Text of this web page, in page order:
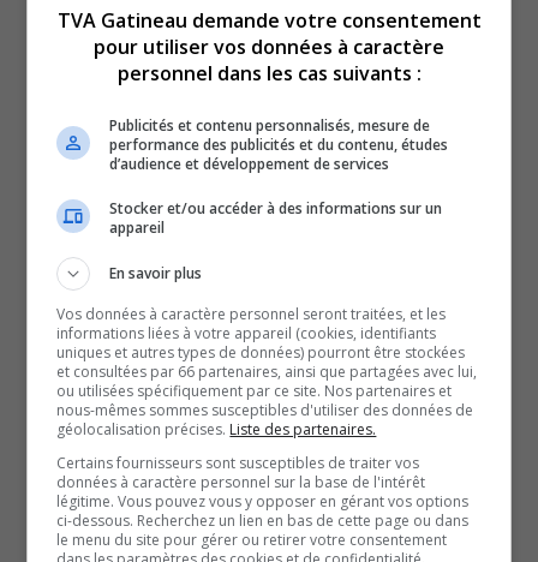
soupçonné d’avoir détourné des fonds liés à des
événements communautaires.
L’alerte a été donnée par un organisateur qui a remarqué
des irrégularités, mais le montant floué n’est pas encore
connu.
Une plainte a aussi été déposée auprès de la police
d’Ottawa et de l’assureur.
d’activités comme des lave-autos et des ventes de
garage organisées au profit du CHEO.
Cette affaire éclate alors que la Fondation mène une
campagne historique pour amasser 220 millions de
dollars.
rapidement, mandaté un avocat et fait appel à un firme
externe.
TVA Gatineau demande votre consentement
pour utiliser vos données à caractère
personnel dans les cas suivants :
Publicités et contenu personnalisés, mesure de
performance des publicités et du contenu, études
d’audience et développement de services
Stocker et/ou accéder à des informations sur un
appareil
En savoir plus
Vos données à caractère personnel seront traitées, et les
informations liées à votre appareil (cookies, identifiants
uniques et autres types de données) pourront être stockées
et consultées par 66 partenaires, ainsi que partagées avec lui,
ou utilisées spécifiquement par ce site. Nos partenaires et
nous-mêmes sommes susceptibles d'utiliser des données de
géolocalisation précises. Liste des partenaires.
Certains fournisseurs sont susceptibles de traiter vos
données à caractère personnel sur la base de l'intérêt
légitime. Vous pouvez vous y opposer en gérant vos options
ci-dessous. Recherchez un lien en bas de cette page ou dans
le menu du site pour gérer ou retirer votre consentement